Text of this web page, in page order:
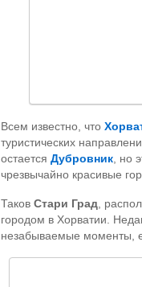
Всем известно, что
туристических
остается Дубровник , но
чрезвычайно красивые
Таков Стари Град,
городом в Хорватии.
незабываемые моменты,